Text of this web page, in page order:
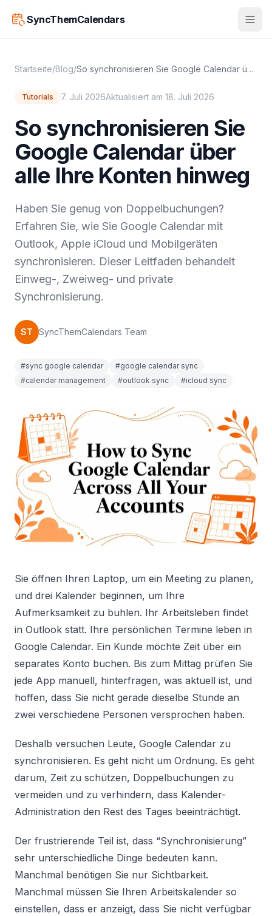
SyncThemCalendars
Startseite/Blog/ So synchronisieren Sie Google Calendar über alle Ihre Konten hinweg
Tutorials 7. Juli 2026Aktualisiert am 18. Juli 2026
So synchronisieren Sie
Google Calendar über
alle Ihre Konten hinweg
Haben Sie genug von Doppelbuchungen?
Erfahren Sie, wie Sie Google Calendar mit
Outlook, Apple iCloud und Mobilgeräten
synchronisieren. Dieser Leitfaden behandelt
Einweg-, Zweiweg- und private
Synchronisierung.
ST SyncThemCalendars Team
#sync google calendar
#google calendar sync
#calendar management
#outlook sync #icloud sync
Sie öffnen Ihren Laptop, um ein Meeting zu planen,
und drei Kalender beginnen, um Ihre
Aufmerksamkeit zu buhlen. Ihr Arbeitsleben findet
in Outlook statt. Ihre persönlichen Termine leben in
Google Calendar. Ein Kunde möchte Zeit über ein
separates Konto buchen. Bis zum Mittag prüfen Sie
jede App manuell, hinterfragen, was aktuell ist, und
hoffen, dass Sie nicht gerade dieselbe Stunde an
zwei verschiedene Personen versprochen haben.
Deshalb versuchen Leute, Google Calendar zu
synchronisieren. Es geht nicht um Ordnung. Es geht
darum, Zeit zu schützen, Doppelbuchungen zu
vermeiden und zu verhindern, dass Kalender-
Administration den Rest des Tages beeinträchtigt.
Der frustrierende Teil ist, dass “Synchronisierung”
sehr unterschiedliche Dinge bedeuten kann.
Manchmal benötigen Sie nur Sichtbarkeit.
Manchmal müssen Sie Ihren Arbeitskalender so
einstellen, dass er anzeigt, dass Sie nicht verfügbar